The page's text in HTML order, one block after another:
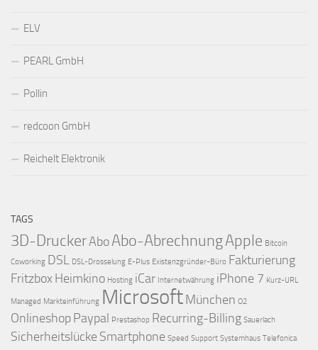
ELV
PEARL GmbH
Pollin
redcoon GmbH
Reichelt Elektronik
TAGS
3D-DruckerAboAbo-AbrechnungApple Bitcoin
Coworking DSL DSL-Drosselung E-Plus Existenzgründer-Büro Fakturierung
Fritzbox Heimkino Hosting iCar Internetwährung iPhone 7 Kurz-URL
Managed Markteinführung Microsoft München O2
Onlineshop Paypal Prestashop Recurring-Billing Sauerlach
Sicherheitslücke Smartphone Speed Support Systemhaus Telefonica